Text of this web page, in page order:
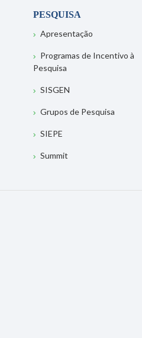
PESQUISA
Apresentação
Programas de Incentivo à
Pesquisa
SISGEN
Grupos de Pesquisa
SIEPE
Summit